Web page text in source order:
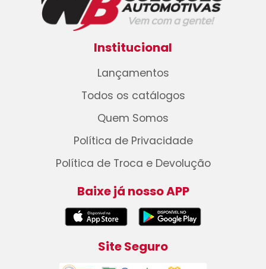
Institucional
Lançamentos
Todos os catálogos
Quem Somos
Política de Privacidade
Política de Troca e Devolução
Baixe já nosso APP
Site Seguro